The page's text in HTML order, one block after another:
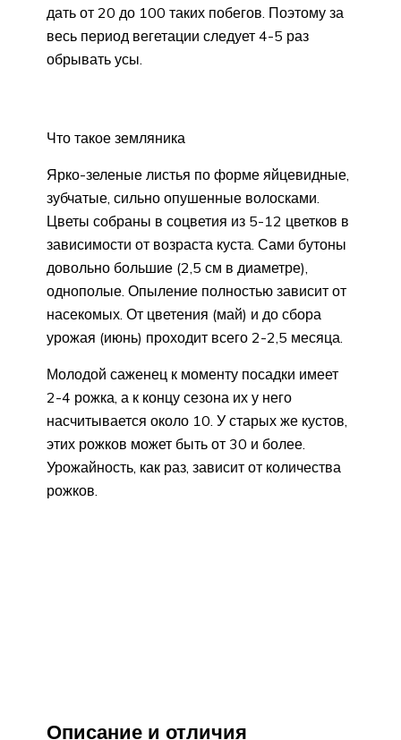
дать от 20 до 100 таких побегов. Поэтому за
весь период вегетации следует 4-5 раз
обрывать усы.
Что такое земляника
Ярко-зеленые листья по форме яйцевидные,
зубчатые, сильно опушенные волосками.
Цветы собраны в соцветия из 5-12 цветков в
зависимости от возраста куста. Сами бутоны
довольно большие (2,5 см в диаметре),
однополые. Опыление полностью зависит от
насекомых. От цветения (май) и до сбора
урожая (июнь) проходит всего 2-2,5 месяца.
Молодой саженец к моменту посадки имеет
2-4 рожка, а к концу сезона их у него
насчитывается около 10. У старых же кустов,
этих рожков может быть от 30 и более.
Урожайность, как раз, зависит от количества
рожков.
Описание и отличия